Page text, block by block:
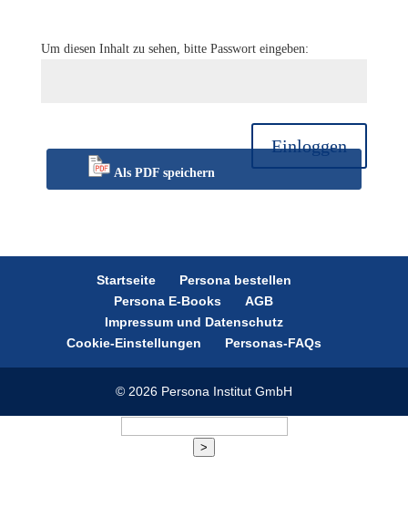
Um diesen Inhalt zu sehen, bitte Passwort eingeben:
Einloggen
Als PDF speichern
Startseite
Persona bestellen
Persona E-Books
AGB
Impressum und Datenschutz
Cookie-Einstellungen
Personas-FAQs
© 2026 Persona Institut GmbH
>